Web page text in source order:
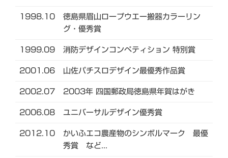
1998.10
徳島県眉山ロープウエー搬器カラーリン
グ・優秀賞
1999.09 消防デザインコンペティション 特別賞
2001.06 山佐パチスロデザイン最優秀作品賞
2002.07 2003年 四国郵政局徳島県年賀はがき
2006.08 ユニバーサルデザイン優秀賞
2012.10
かいふエコ農産物のシンボルマーク 最優
秀賞 など...